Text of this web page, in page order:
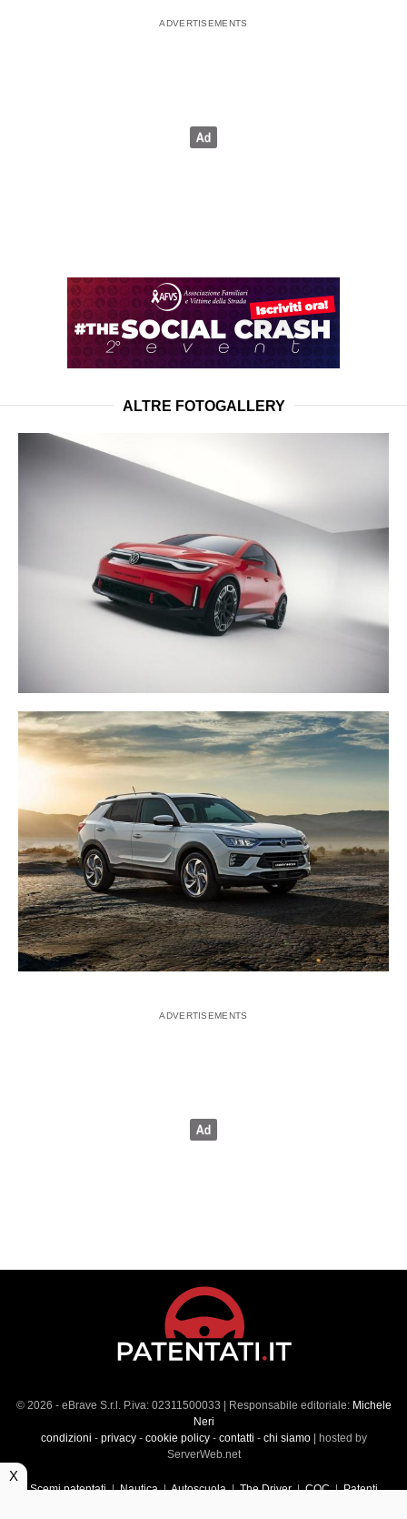
ALTRE FOTOGALLERY
© 2026 - eBrave S.r.l. P.iva: 02311500033 | Responsabile editoriale: Michele
Neri
condizioni - privacy- cookie policy- contatti - chi siamo| hosted by
ServerWeb.net
Scemi patentati|Nautica|Autoscuola|The Driver|CQC|Patenti
X